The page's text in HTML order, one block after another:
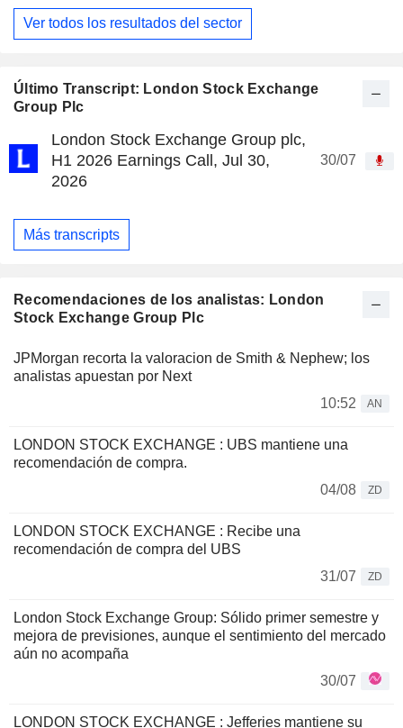
Último Transcript: London Stock Exchange
Group Plc
London Stock Exchange Group plc,
H1 2026 Earnings Call, Jul 30,
2026
30/07
Más transcripts
Recomendaciones de los analistas: London
Stock Exchange Group Plc
JPMorgan recorta la valoracion de Smith & Nephew; los
analistas apuestan por Next
10:52
AN
LONDON STOCK EXCHANGE : UBS mantiene una
recomendación de compra.
04/08
ZD
LONDON STOCK EXCHANGE : Recibe una
recomendación de compra del UBS
31/07
ZD
London Stock Exchange Group: Sólido primer semestre y
mejora de previsiones, aunque el sentimiento del mercado
aún no acompaña
30/07
LONDON STOCK EXCHANGE : Jefferies mantiene su
Ver todos los resultados del sector